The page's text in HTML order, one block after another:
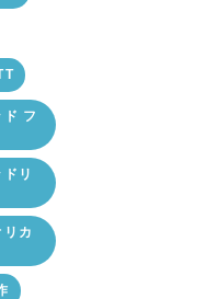
フ
リ
カ